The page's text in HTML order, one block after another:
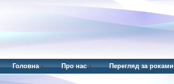
Головна Про нас Перегляд за роками